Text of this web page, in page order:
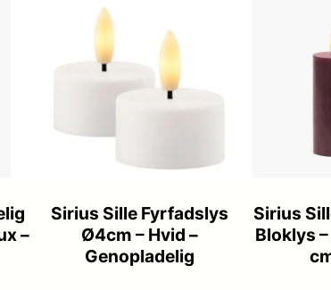
–
Sirius Sille Fyrfadslys
Ø4cm – Hvid –
Genopladelig
Sirius
Bloklys